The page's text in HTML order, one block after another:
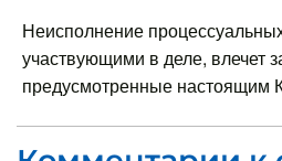
Неисполнение
участвующими в деле, влечет
предусмотренные настоящим